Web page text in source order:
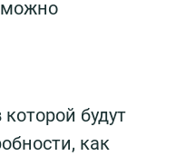
можно
будут
как